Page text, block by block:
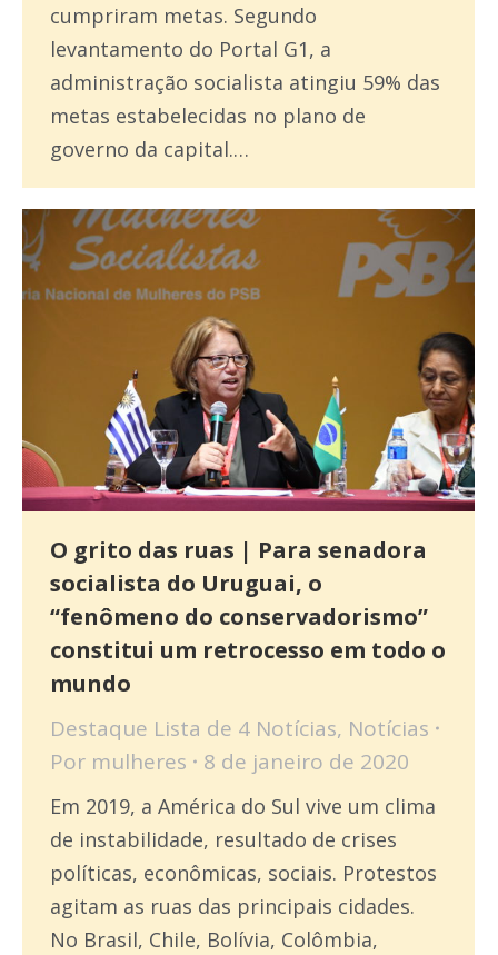
cumpriram metas. Segundo
levantamento do Portal G1, a
administração socialista atingiu 59% das
metas estabelecidas no plano de
governo da capital.…
O grito das ruas | Para senadora
socialista do Uruguai, o
“fenômeno do conservadorismo”
constitui um retrocesso em todo o
mundo
Destaque Lista de 4 Notícias, Notícias
Por mulheres 8 de janeiro de 2020
Em 2019, a América do Sul vive um clima
de instabilidade, resultado de crises
políticas, econômicas, sociais. Protestos
agitam as ruas das principais cidades.
No Brasil, Chile, Bolívia, Colômbia,